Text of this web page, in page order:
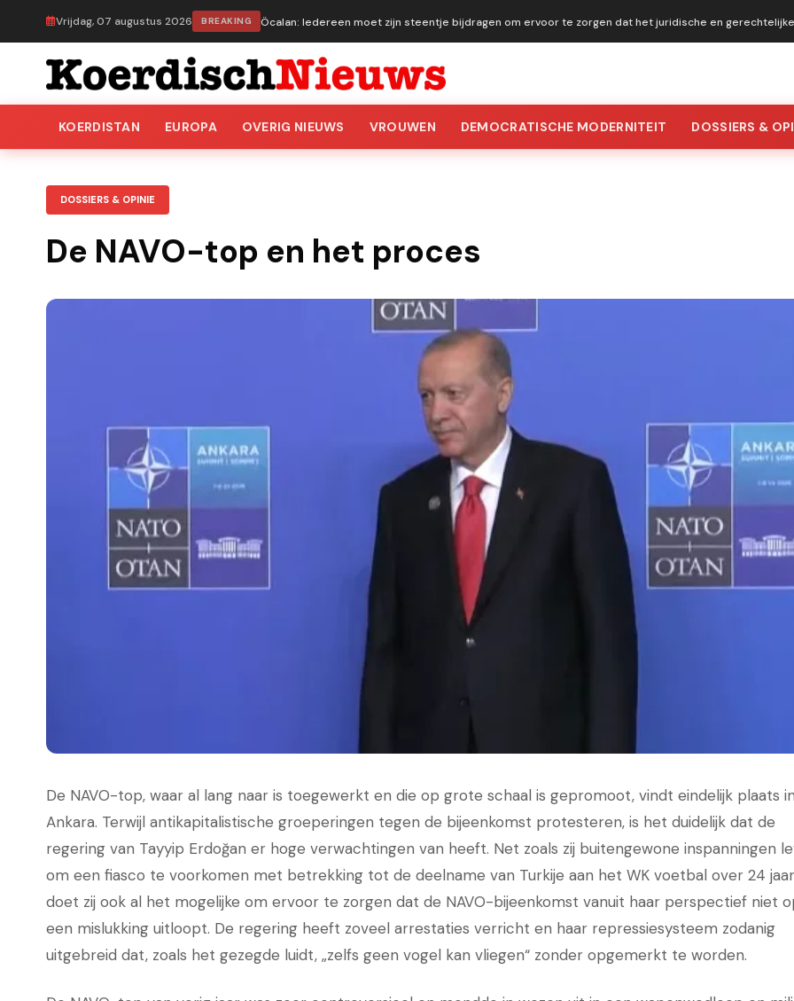
Vrijdag, 07 augustus 2026 BREAKING Öcalan: Iedereen moet zijn steentje bijdragen om ervoor te zorgen dat het juridische en
KOERDISTAN EUROPA OVERIG NIEUWS VROUWEN DEMOCRATISCHE MODERNITEIT DOSSIERS &
DOSSIERS & OPINIE
De NAVO-top en het proces
De NAVO-top, waar al lang naar is toegewerkt en die op grote schaal is gepromoot, vindt eindelijk plaats in
Ankara. Terwijl antikapitalistische groeperingen tegen de bijeenkomst protesteren, is het duidelijk dat de
regering van Tayyip Erdoğan er hoge verwachtingen van heeft. Net zoals zij buitengewone inspanningen
om een fiasco te voorkomen met betrekking tot de deelname van Turkije aan het WK voetbal over 24
doet zij ook al het mogelijke om ervoor te zorgen dat de NAVO-bijeenkomst vanuit haar perspectief niet
een mislukking uitloopt. De regering heeft zoveel arrestaties verricht en haar repressiesysteem zodanig
uitgebreid dat, zoals het gezegde luidt, „zelfs geen vogel kan vliegen“ zonder opgemerkt te worden.